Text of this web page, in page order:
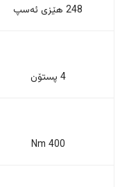
248 هێزی ئەسپ
4 پستۆن
400 Nm